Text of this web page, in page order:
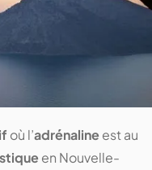
où l’adrénalineest au
en Nouvelle-